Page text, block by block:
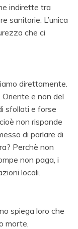
indirette tra
sanitarie. L’unica
che ci
direttamente.
e non del
sfollati e forse
non risponde
di parlare di
Perchè non
non paga, i
locali.
spiega loro che
morte,